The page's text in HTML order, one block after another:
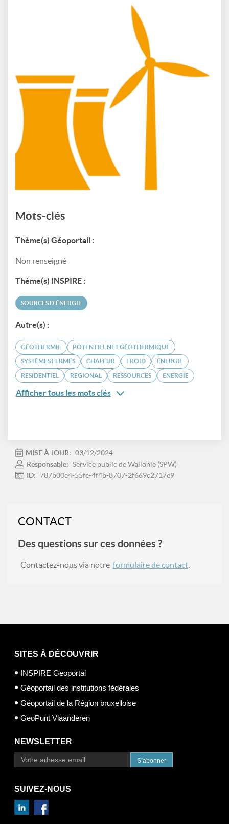
Mots-clés
Thème(s) Géoportail :
Non renseigné
Thème(s) INSPIRE :
SOURCES D'ÉNERGIE
Autre(s) :
GÉOTHERMIE POTENTIEL NET GÉOTHERMIQUE
SYSTÈMES FERMÉS CHALEUR FROID ÉNERGIE
RÉSIDENTIEL RÉGIONAL RESSOURCES ÉNERGIE
Afficher tous les mots clés
MISE À JOUR: 03/12/2024
Responsable: Service public de Wallonie (SPW)
ID:
787b00e4-55fe-4f4b-8707-2f669c2717e9
CONTACT
Des questions sur ces données ?
Contactez-nous via notre formulaire de contact.
SITES À DÉCOUVRIR
INSPIRE Geoportal
Géoportail des institutions fédérales
Géoportail de la Région bruxelloise
GeoPunt Vlaanderen
NEWSLETTER
S’abonner
SUIVEZ-NOUS